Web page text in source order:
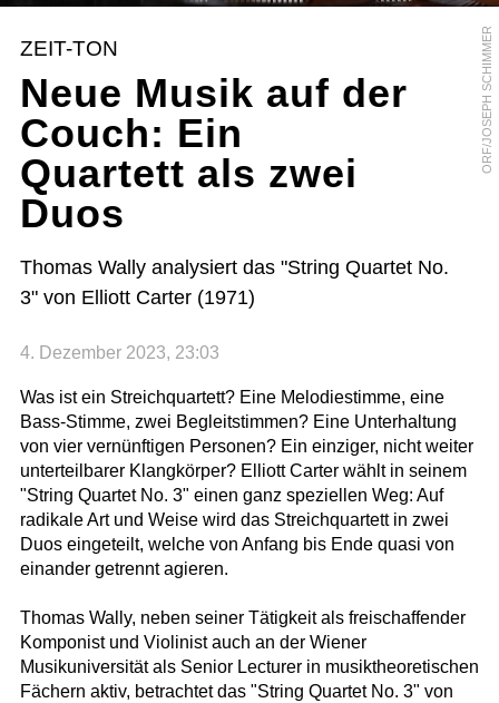
ORF/JOSEPH SCHIMMER
ZEIT-TON
Neue Musik auf der
Couch: Ein
Quartett als zwei
Duos
Thomas Wally analysiert das "String Quartet No.
3" von Elliott Carter (1971)
4. Dezember 2023, 23:03
Was ist ein Streichquartett? Eine Melodiestimme, eine
Bass-Stimme, zwei Begleitstimmen? Eine Unterhaltung
von vier vernünftigen Personen? Ein einziger, nicht weiter
unterteilbarer Klangkörper? Elliott Carter wählt in seinem
"String Quartet No. 3" einen ganz speziellen Weg: Auf
radikale Art und Weise wird das Streichquartett in zwei
Duos eingeteilt, welche von Anfang bis Ende quasi von
einander getrennt agieren.
Thomas Wally, neben seiner Tätigkeit als freischaffender
Komponist und Violinist auch an der Wiener
Musikuniversität als Senior Lecturer in musiktheoretischen
Fächern aktiv, betrachtet das "String Quartet No. 3" von